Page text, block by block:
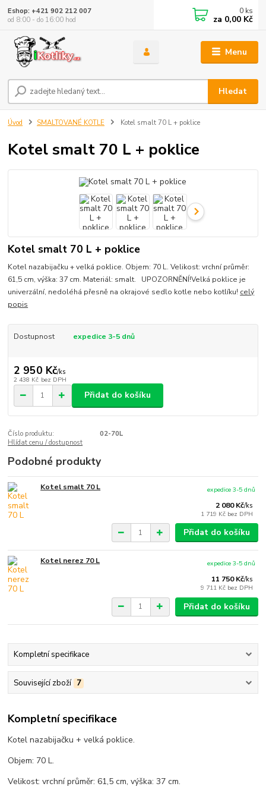
Menu
Hledat
Eshop: +421 902 212 007
od 8:00 - do 16:00 hod
0 ks
za 0,00 Kč
Úvod SMALTOVANÉ KOTLE Kotel smalt 70 L + poklice
Kotel smalt 70 L + poklice
Kotel smalt 70 L + poklice
Kotel nazabijačku + velká poklice. Objem: 70 L. Velikost: vrchní průměr:
61,5 cm, výška: 37 cm. Materiál: smalt. UPOZORNĚNÍ!Velká poklice je
univerzální, nedoléhá přesně na okrajové sedlo kotle nebo kotlíku! celý
popis
Dostupnost expedice 3-5 dnů
2 950 Kč/ks
2 438 Kč bez DPH
Přidat do košíku
Číslo produktu:
02-70L
Hlídat cenu / dostupnost
Podobné produkty
Kotel smalt 70 L
2 080 Kč/ks
1 719 Kč bez DPH
expedice 3-5 dnů
Přidat do košíku
Kotel nerez 70 L
11 750 Kč/ks
9 711 Kč bez DPH
expedice 3-5 dnů
Přidat do košíku
Kompletní specifikace
Související zboží 7
Kompletní specifikace
Kotel nazabijačku + velká poklice.
Objem: 70 L.
Velikost: vrchní průměr: 61,5 cm, výška: 37 cm.